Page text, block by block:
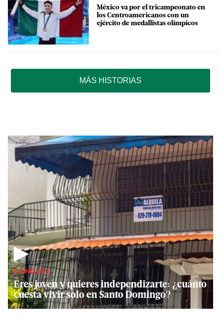
México va por el tricampeonato en
los Centroamericanos con un
ejército de medallistas olímpicos
MÁS HISTORIAS
▶
ECONOLIBRE
Eres joven y quieres independizarte: ¿cuánto
cuesta vivir solo en Santo Domingo?